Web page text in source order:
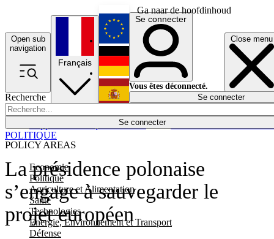
Ga naar de hoofdinhoud
Open sub
navigation
Close menu
Recherche
Se connecter
POLICY AREAS
Economie
Politique
Agriculture et Alimentation
Santé
Technologies
Energie, Environnement et Transport
Défense
Économie
Français
English
Deutsch
Español
Se connecter
Vous êtes déconnecté.
Se connecter
La présidence polonaise
s’engage à sauvegarder le
projet européen
POLITIQUE